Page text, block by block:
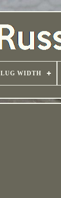
LUG WIDTH